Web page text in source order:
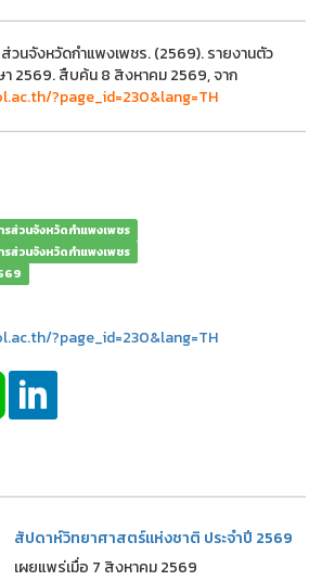
วนจังหวัดกำแพงเพชร. (2569). รายงานตัว
า 2569. สืบค้น 8 สิงหาคม 2569, จาก
?page_id=230&lang=TH
รส่วนจังหวัดกำแพงเพชร
รส่วนจังหวัดกำแพงเพชร
?page_id=230&lang=TH
สัปดาห์วิทยาศาสตร์แห่งชาติ ประจำปี 2569
เผยแพร่เมื่อ 7 สิงหาคม 2569